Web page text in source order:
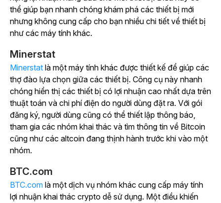
thể giúp bạn nhanh chóng khám phá các thiết bị mới
nhưng không cung cấp cho bạn nhiều chi tiết về thiết bị
như các máy tính khác.
Minerstat
Minerstat là một máy tính khác được thiết kế để giúp các
thợ đào lựa chọn giữa các thiết bị. Công cụ này nhanh
chóng hiển thị các thiết bị có lợi nhuận cao nhất dựa trên
thuật toán và chi phí điện do người dùng đặt ra. Với gói
đăng ký, người dùng cũng có thể thiết lập thông báo,
tham gia các nhóm khai thác và tìm thông tin về Bitcoin
cũng như các altcoin đang thịnh hành trước khi vào một
nhóm.
BTC.com
BTC.com là một dịch vụ nhóm khác cung cấp máy tính
lợi nhuận khai thác crypto dễ sử dụng. Một điều khiến